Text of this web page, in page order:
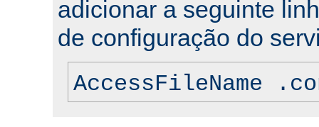
adicionar a seguinte
de configuração do
AccessFileName